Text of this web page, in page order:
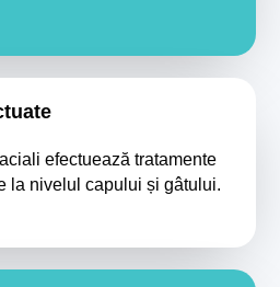
efectuează tratamente
la nivelul capului și gâtului.